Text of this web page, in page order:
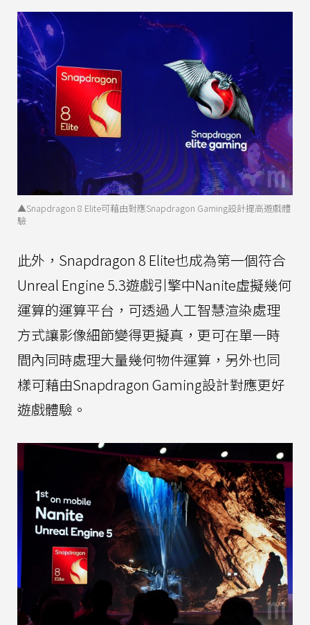
▲Snapdragon 8 Elite可藉由對應Snapdragon Gaming設計提高遊戲體
驗
此外，Snapdragon 8 Elite也成為第一個符合
Unreal Engine 5.3遊戲引擎中Nanite虛擬幾何
運算的運算平台，可透過人工智慧渲染處理
方式讓影像細節變得更擬真，更可在單一時
間內同時處理大量幾何物件運算，另外也同
樣可藉由Snapdragon Gaming設計對應更好
遊戲體驗。